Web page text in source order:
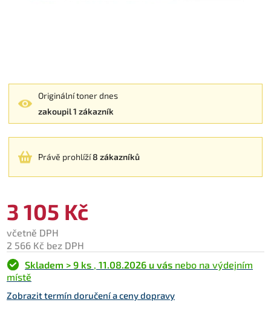
Originální toner dnes
zakoupil 1 zákazník
Právě prohlíží8 zákazníků
3 105 Kč
včetně DPH
2 566 Kč bez DPH
Skladem > 9 ks , 11.08.2026 u vás nebo na výdejním
místě
Zobrazit termín doručení a ceny dopravy